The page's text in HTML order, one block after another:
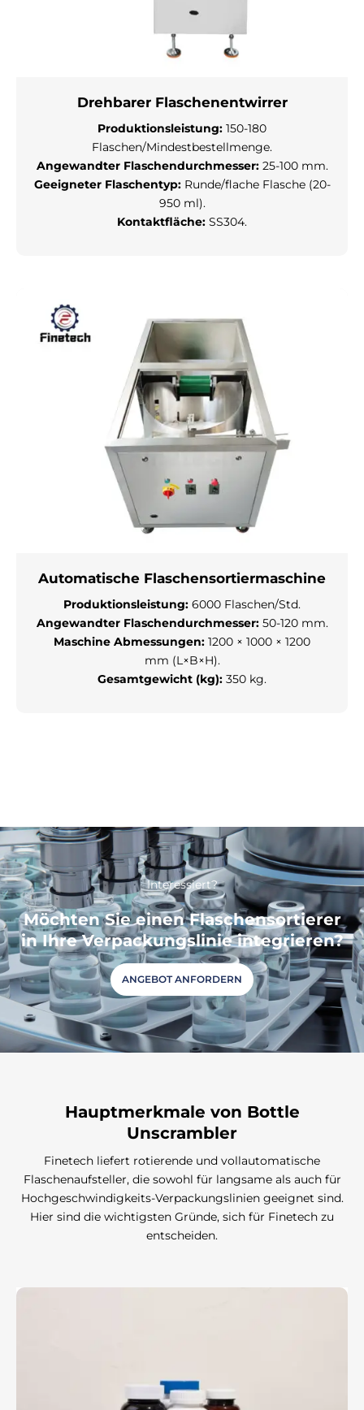
Drehbarer Flaschenentwirrer
Produktionsleistung: 150-180
Flaschen/Mindestbestellmenge.
Angewandter Flaschendurchmesser:25-100 mm.
Geeigneter Flaschentyp:Runde/flache Flasche (20-
950 ml).
Kontaktfläche: SS304.
Automatische Flaschensortiermaschine
Produktionsleistung: 6000 Flaschen/Std.
Angewandter Flaschendurchmesser:50-120 mm.
Maschine Abmessungen: 1200 × 1000 × 1200
mm (L×B×H).
Gesamtgewicht (kg): 350 kg.
Interessiert?
Möchten Sie einen Flaschensortierer
in Ihre Verpackungslinie integrieren?
ANGEBOT ANFORDERN
Hauptmerkmale von Bottle
Unscrambler
Finetech liefert rotierende und vollautomatische
Flaschenaufsteller, die sowohl für langsame als auch für
Hochgeschwindigkeits-Verpackungslinien geeignet sind.
Hier sind die wichtigsten Gründe, sich für Finetech zu
entscheiden.